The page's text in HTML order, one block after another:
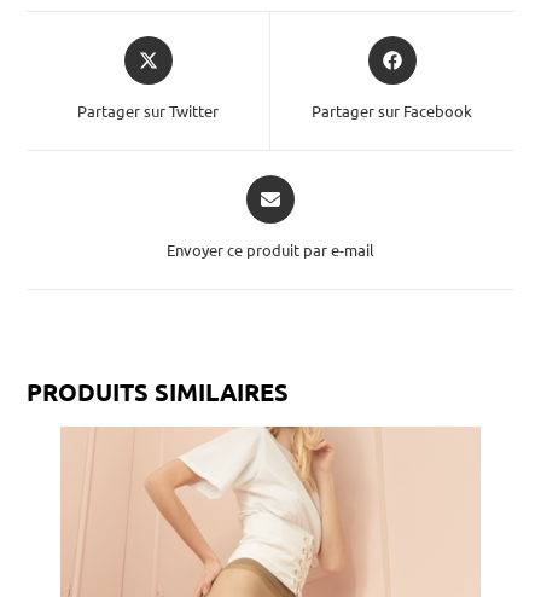
Partager sur Twitter Partager sur Facebook
Envoyer ce produit par e-mail
PRODUITS SIMILAIRES